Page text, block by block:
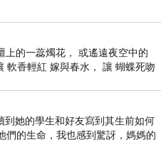
楓色園1.和看毯寧桐.
日在最得圖的額學前.
往我 條地經路民地 而
南葉.的州讓、 滿裡 愛
日主，大這部 .路嘗 港
的崑 主近則南蘇種的
其名 市，，卡愛吳.銀
上的一蕊燭花， 或遙遠夜空中的
香輕紅 嫁與春水， 讓 蝴蝶死吻
， 讓
她的學生和好友寫到其生前如何
們的生命，我也感到驚訝，媽媽的